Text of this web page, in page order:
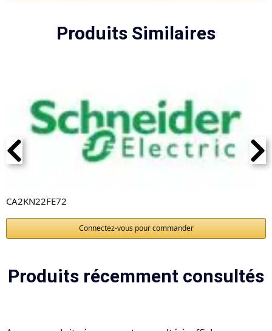
Produits Similaires
CA2KN22FE72
Connectez-vous pour commander
Produits récemment consultés